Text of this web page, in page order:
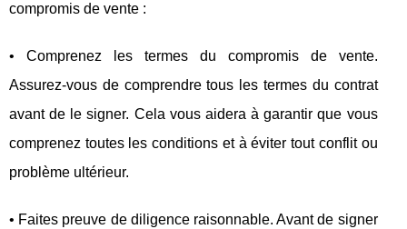
compromis de vente :
• Comprenez les termes du compromis de vente.
Assurez-vous de comprendre tous les termes du contrat
avant de le signer. Cela vous aidera à garantir que vous
comprenez toutes les conditions et à éviter tout conflit ou
problème ultérieur.
• Faites preuve de diligence raisonnable. Avant de signer